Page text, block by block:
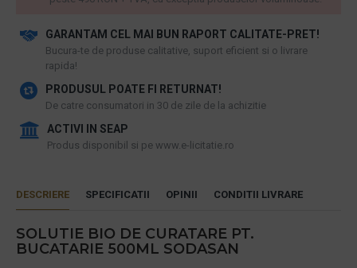
GARANTAM CEL MAI BUN RAPORT CALITATE-PRET!
​Bucura-te de produse calitative, suport eficient si o livrare
rapida!
PRODUSUL POATE FI RETURNAT!
De catre consumatori in 30 de zile de la achizitie
ACTIVI IN SEAP
Produs disponibil si pe www.e-licitatie.ro
DESCRIERE SPECIFICATII OPINII CONDITII LIVRARE
SOLUTIE BIO DE CURATARE PT.
BUCATARIE 500ML SODASAN